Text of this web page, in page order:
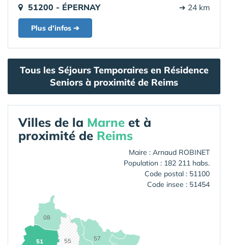
51200 - ÉPERNAY ➔ 24 km
Plus d'infos ➔
Tous les Séjours Temporaires en Résidence
Seniors à proximité de Reims
Villes de la Marne et à
proximité de Reims
Maire : Arnaud ROBINET
Population : 182 211 habs.
Code postal : 51100
Code insee : 51454
08
51 55 57